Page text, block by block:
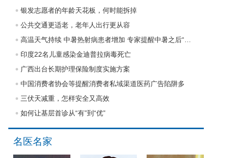
银发志愿者的年龄天花板，何时能拆掉
公共交通更适老，老年人出行更从容
印度22名儿童感染金迪普拉病毒死亡
广西出台长期护理保险制度实施方案
中国消费者协会等提醒消费者私域渠道医药广告陷阱多
三伏天减重，怎样安全又高效
如何让基层首诊从“有”到“优”
名医名家